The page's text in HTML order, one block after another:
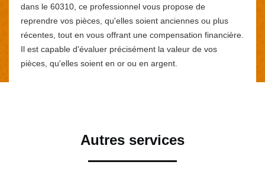
dans le 60310, ce professionnel vous propose de
reprendre vos pièces, qu'elles soient anciennes ou plus
récentes, tout en vous offrant une compensation financière.
Il est capable d'évaluer précisément la valeur de vos
pièces, qu'elles soient en or ou en argent.
Autres services